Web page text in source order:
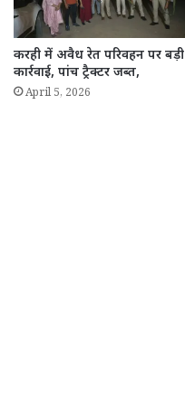
करही में अवैध रेत परिवहन पर बड़ी
कार्रवाई, पांच ट्रैक्टर जब्त,
April 5, 2026